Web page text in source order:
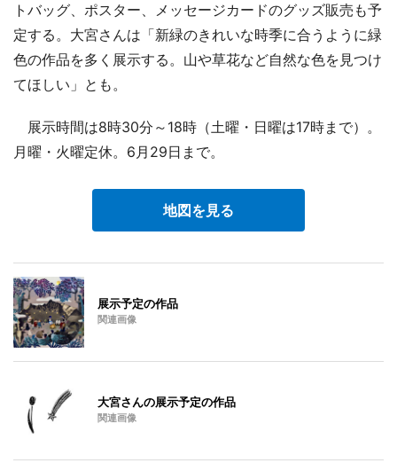
トバッグ、ポスター、メッセージカードのグッズ販売も予
定する。大宮さんは「新緑のきれいな時季に合うように緑
色の作品を多く展示する。山や草花など自然な色を見つけ
てほしい」とも。
展示時間は8時30分～18時（土曜・日曜は17時まで）。
月曜・火曜定休。6月29日まで。
地図を見る
展示予定の作品
関連画像
大宮さんの展示予定の作品
関連画像